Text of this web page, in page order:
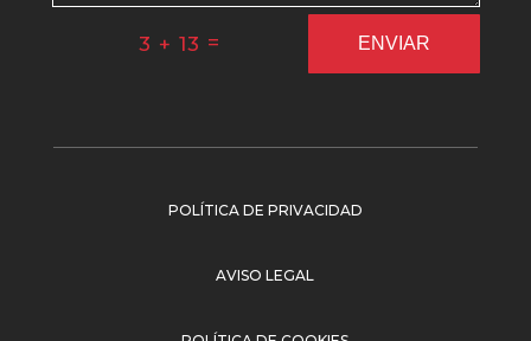
3 + 13 = ENVIAR
POLÍTICA DE PRIVACIDAD
AVISO LEGAL